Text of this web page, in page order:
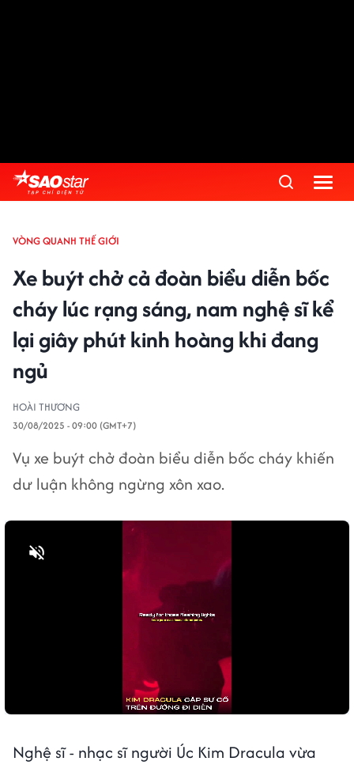
VÒNG QUANH THẾ GIỚI
Xe buýt chở cả đoàn biểu diễn bốc
cháy lúc rạng sáng, nam nghệ sĩ kể
lại giây phút kinh hoàng khi đang
ngủ
HOÀI THƯƠNG
30/08/2025 - 09:00 (GMT+7)
Vụ xe buýt chở đoàn biểu diễn bốc cháy khiến
dư luận không ngừng xôn xao.
Nghệ sĩ - nhạc sĩ người Úc Kim Dracula vừa